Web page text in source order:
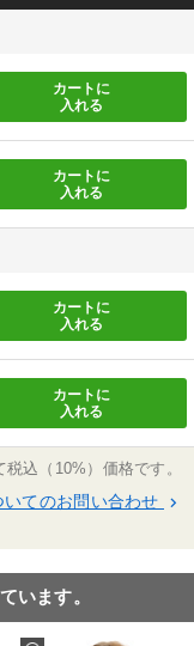
カートに
入れる
カートに
入れる
カートに
入れる
カートに
入れる
込（10%）価格です。
いてのお問い合わせ keyboard_arrow_right
います。